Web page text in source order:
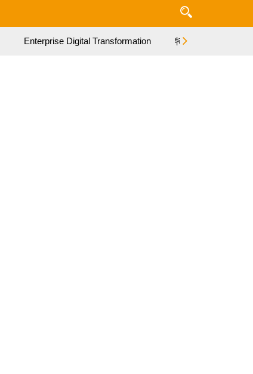
Enterprise Digital Transformation 特集